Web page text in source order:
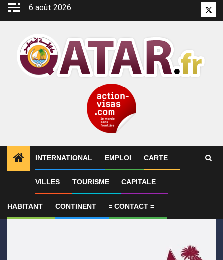
Aller
6 août 2026
INTERNATIONAL EMPLOI CARTE
VILLES TOURISME CAPITALE
HABITANT CONTINENT = CONTACT =
ALERTES INFO 1 Le Qatar appelle à faire pression